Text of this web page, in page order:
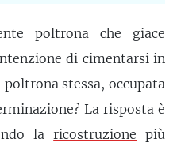
poltrona che giace
di cimentarsi in
stessa, occupata
La risposta è
la ricostruzione più